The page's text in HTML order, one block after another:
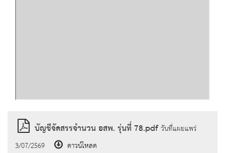
บัญชีจัดสรรจำนวน อสพ. รุ่นที่ 78.pdfวันที่แผยแพร่
3/07/2569
ดาวน์โหลด